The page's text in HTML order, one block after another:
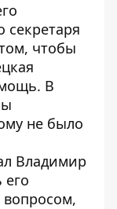
секретаря
чтобы
В
не было
Владимир
его
вопросом,